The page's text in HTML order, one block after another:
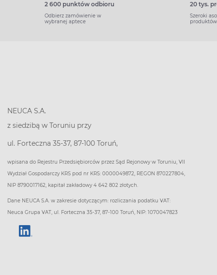
2 600 punktów odbioru
Odbierz zamówienie w
wybranej aptece
20 tys.
Szeroki
produktów
NEUCA S.A.
z siedzibą w Toruniu przy
ul. Forteczna 35-37, 87-100 Toruń,
wpisana do Rejestru Przedsiębiorców przez Sąd Rejonowy w Toruniu, VII
Wydział Gospodarczy KRS pod nr KRS: 0000049872, REGON 870227804,
NIP 8790017162, kapitał zakładowy 4 642 802 złotych.
Dane NEUCA S.A. w zakresie dotyczącym: rozliczania podatku VAT:
Neuca Grupa VAT, ul. Forteczna 35-37, 87-100 Toruń, NIP: 1070047823